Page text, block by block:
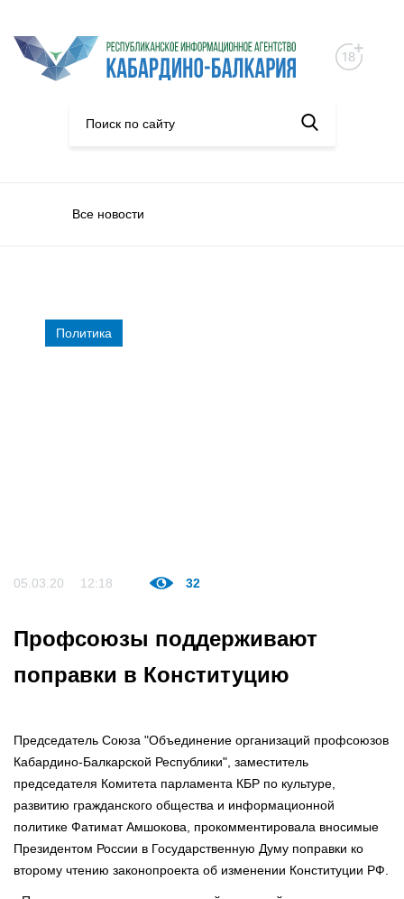
Все новости
Политика
05.03.20 12:18 32
Профсоюзы поддерживают
поправки в Конституцию
Председатель Союза "Объединение организаций профсоюзов
Кабардино-Балкарской Республики", заместитель
председателя Комитета парламента КБР по культуре,
развитию гражданского общества и информационной
политике Фатимат Амшокова, прокомментировала вносимые
Президентом России в Государственную Думу поправки ко
второму чтению законопроекта об изменении Конституции РФ.